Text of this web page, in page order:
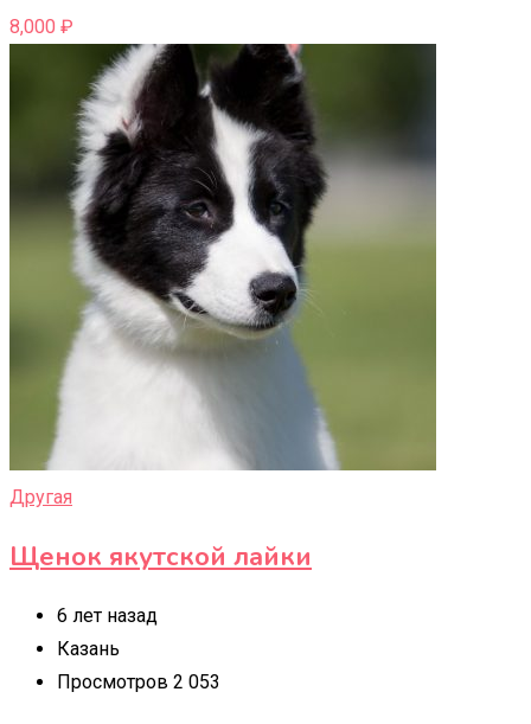
8,000 ₽
Другая
Щенок якутской лайки
6 лет назад
Казань
Просмотров 2 053